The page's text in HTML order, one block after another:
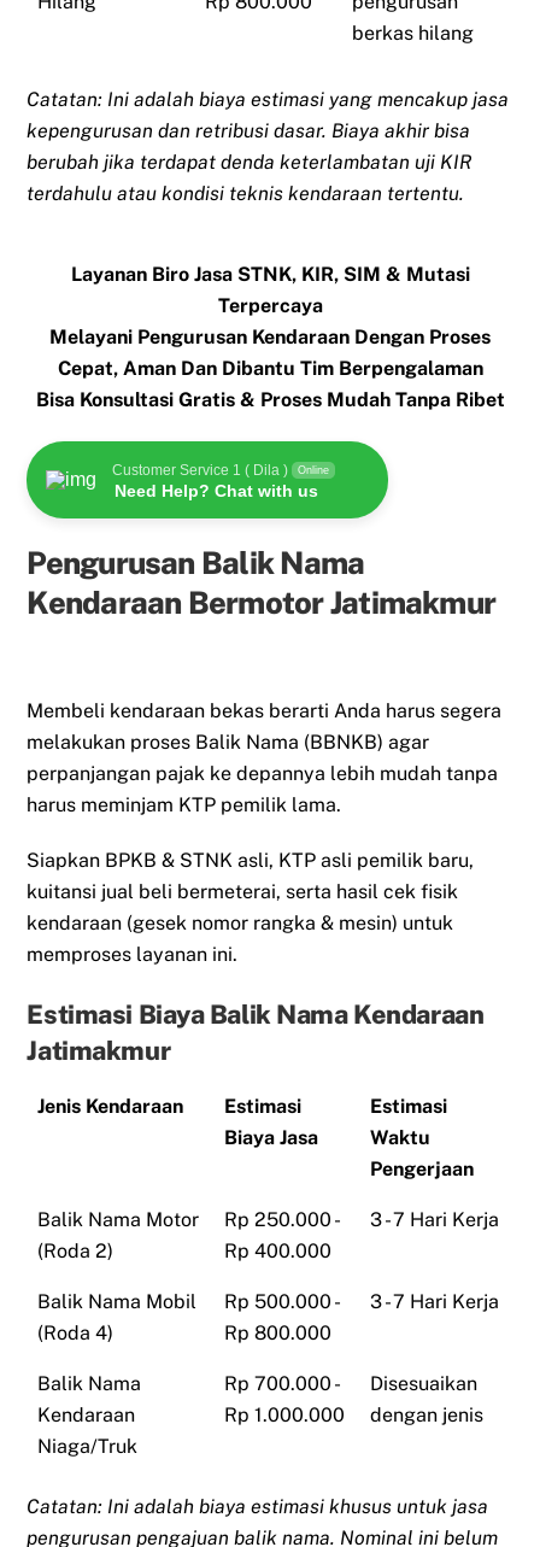
berkas hilang
Catatan: Ini adalah biaya estimasi yang mencakup jasa
kepengurusan dan retribusi dasar. Biaya akhir bisa
berubah jika terdapat denda keterlambatan uji KIR
terdahulu atau kondisi teknis kendaraan tertentu.
Layanan Biro Jasa STNK, KIR, SIM & Mutasi
Terpercaya
Melayani Pengurusan Kendaraan Dengan Proses
Cepat, Aman Dan Dibantu Tim Berpengalaman
Bisa Konsultasi Gratis & Proses Mudah Tanpa Ribet
Customer Service 1 ( Dila ) Online
Need Help? Chat with us
Pengurusan Balik Nama
Kendaraan Bermotor Jatimakmur
Membeli kendaraan bekas berarti Anda harus segera
melakukan proses Balik Nama (BBNKB) agar
perpanjangan pajak ke depannya lebih mudah tanpa
harus meminjam KTP pemilik lama.
Siapkan BPKB & STNK asli, KTP asli pemilik baru,
kuitansi jual beli bermeterai, serta hasil cek fisik
kendaraan (gesek nomor rangka & mesin) untuk
memproses layanan ini.
Estimasi Biaya Balik Nama Kendaraan
Jatimakmur
Jenis Kendaraan
Estimasi
Biaya Jasa
Estimasi
Waktu
Pengerjaan
Balik Nama Motor
(Roda 2)
Rp 250.000 -
Rp 400.000
3 - 7 Hari Kerja
Balik Nama Mobil
(Roda 4)
Rp 500.000 -
Rp 800.000
3 - 7 Hari Kerja
Balik Nama
Kendaraan
Niaga/Truk
Rp 700.000 -
Rp 1.000.000
Disesuaikan
dengan jenis
Catatan: Ini adalah biaya estimasi khusus untuk jasa
pengurusan pengajuan balik nama. Nominal ini belum